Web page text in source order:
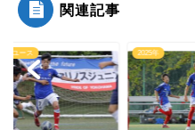
関連記事
2025年